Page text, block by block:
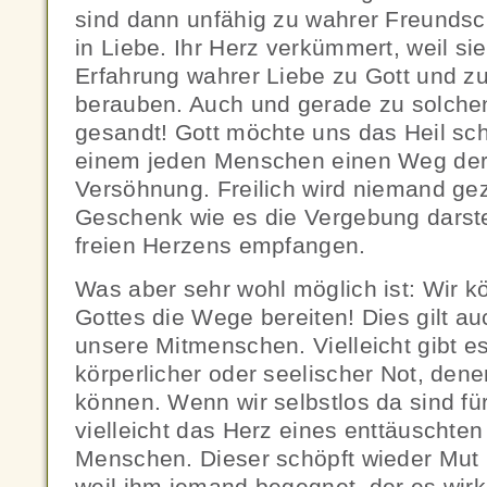
sind dann unfähig zu wahrer
in Liebe. Ihr Herz verkümmert, weil
Erfahrung wahrer Liebe zu Gott und
berauben. Auch und gerade zu
gesandt! Gott möchte uns das Heil
einem jeden Menschen einen Weg
Versöhnung. Freilich wird niemand
Geschenk wie es die Vergebung
freien Herzens empfangen.
Was aber sehr wohl möglich ist: Wir
Gottes die Wege bereiten! Dies gilt
unsere Mitmenschen. Vielleicht gibt
körperlicher oder seelischer Not,
können. Wenn wir selbstlos da sind
vielleicht das Herz eines
Menschen. Dieser schöpft wieder